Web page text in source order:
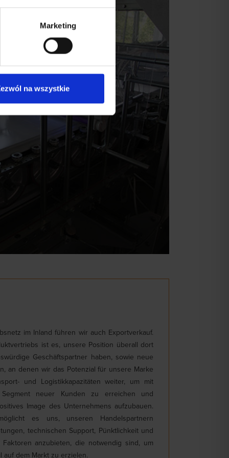
Marketing
na wszystkie
im Inland führen wir auch Exportverkauf.
ist es, unsere Position überall dort
Geschäftspartner haben, sowie neue
an denen wir das Potenzial für unsere Marke
und Logistikkapazitäten weiter, um mit
neuer Kunden zu erreichen und
Image des Unternehmens aufzubauen.
es uns, unseren Handelspartnern
technischen Support, Pünktlichkeit und
anzubieten, die notwendig sind, um
auf dem Markt zu erzielen.